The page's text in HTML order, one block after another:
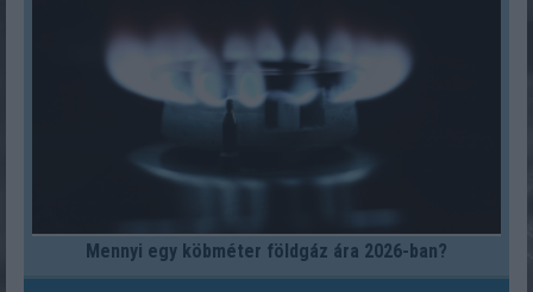
Mennyi egy köbméter földgáz ára 2026-ban?